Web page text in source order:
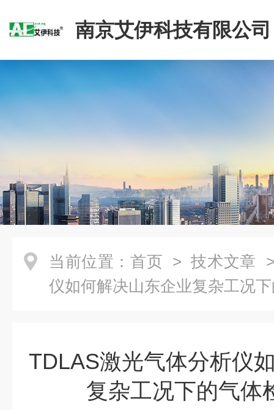
南京艾伊科技有限公司
当前位置： 首页 > 技术文章
仪如何解决山东企业复杂工况
TDLAS激光气体分析仪
复杂工况下的气体